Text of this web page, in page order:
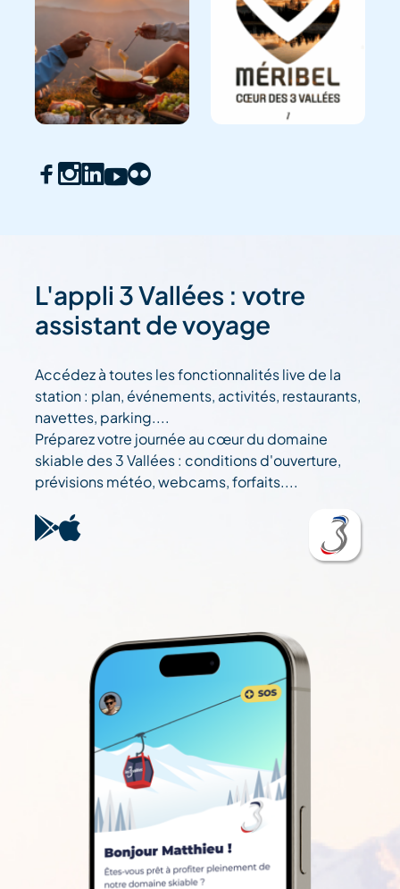
L'appli 3 Vallées : votre
assistant de voyage
Accédez à toutes les fonctionnalités live de la
station : plan, événements, activités, restaurants,
navettes, parking....
Préparez votre journée au cœur du domaine
skiable des 3 Vallées : conditions d'ouverture,
prévisions météo, webcams, forfaits....